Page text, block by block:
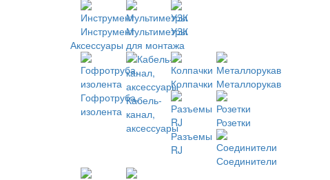
ИнструментМультиметры
УЗК
Аксессуары для монтажа
Гофротруба,
изолента
Кабель-
канал,
аксессуары
Колпачки Металлорукав
Разъемы
RJ
Розетки
Соединители